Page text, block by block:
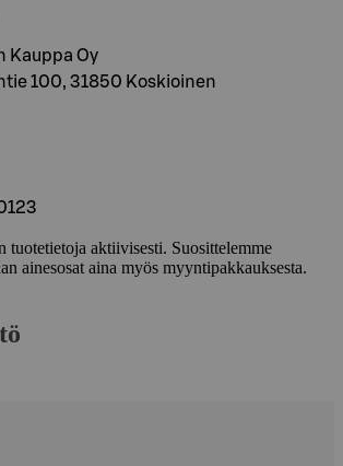
Kauppa Oy
100, 31850 Koskioinen
tuotetietoja aktiivisesti. Suosittelemme
ainesosat aina myös myyntipakkauksesta.